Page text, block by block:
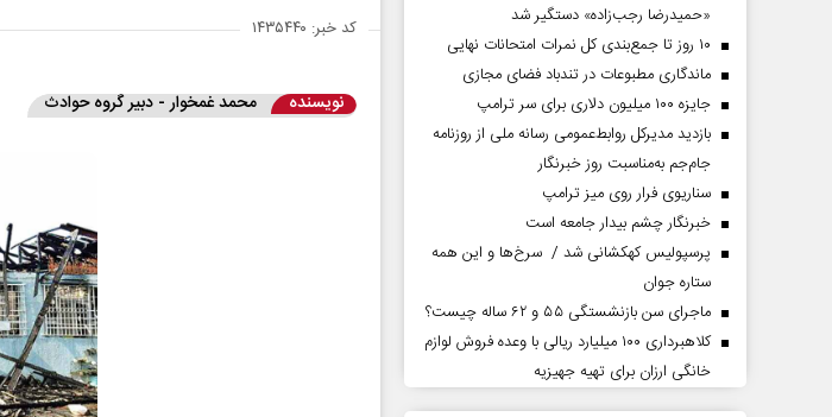
کد خبر: ۱۴۳۵۴۴۰
نویسنده محمد غمخوار - دبیر گروه حوادث
«حمیدرضا رجب‌زاده» دستگیر شد
۱۰ روز تا جمع‌بندی کل نمرات امتحانات نهایی
ماندگاری مطبوعات در تندباد فضای مجازی
جایزه ۱۰۰ میلیون دلاری برای سر ترامپ
بازدید مدیرکل روابط‌عمومی رسانه ملی از روزنامه
جام‌جم به‌مناسبت روز خبرنگار
سناریوی فرار روی میز ترامپ
خبرنگار چشم بیدار جامعه است
پرسپولیس کهکشانی شد / سرخ‌ها و این همه
ستاره جوان
ماجرای سن بازنشستگی ۵۵ و ۶۲ ساله چیست؟
کلاهبرداری ۱۰۰ میلیارد ریالی با وعده فروش لوازم
خانگی ارزان برای تهیه جهیزیه